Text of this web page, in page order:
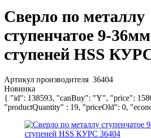
Сверло по металлу
ступенчатое 9-
ступеней HSS
Артикул производителя 36404
Новинка
{ "id": 138593, "canBuy": "Y", "price":
"productQuantity" : 19, "priceOld": 0,